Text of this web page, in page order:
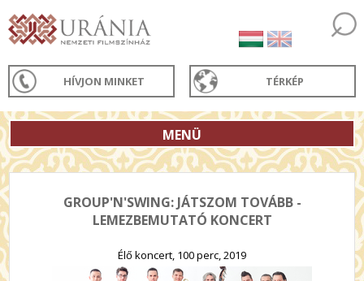
HÍVJON MINKET TÉRKÉP
MENÜ
GROUP'N'SWING: JÁTSZOM TOVÁBB -
LEMEZBEMUTATÓ KONCERT
Élő koncert, 100 perc, 2019